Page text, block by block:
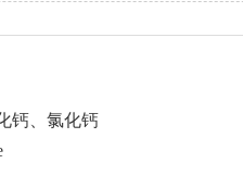
钙、氯化钙